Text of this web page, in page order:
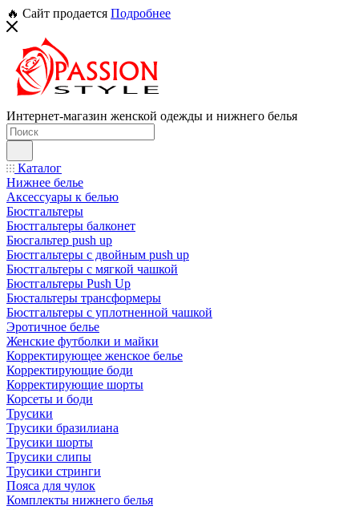
🔥 Сайт продается Подробнее
Интернет-магазин женской одежды и нижнего белья
Каталог
Нижнее белье
Аксессуары к белью
Бюстгальтеры
Бюстгальтеры балконет
Бюсгальтер push up
Бюстгальтеры с двойным push up
Бюстгальтеры с мягкой чашкой
Бюстгальтеры Push Up
Бюстальтеры трансформеры
Бюстгальтеры с уплотненной чашкой
Эротичное белье
Женские футболки и майки
Корректирующее женское белье
Корректирующие боди
Корректирующие шорты
Корсеты и боди
Трусики
Трусики бразилиана
Трусики шорты
Трусики слипы
Трусики стринги
Пояса для чулок
Комплекты нижнего белья